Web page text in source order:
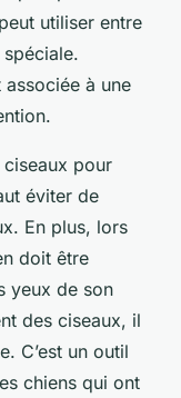
utiliser entre
à une
ciseaux pour
éviter de
En plus, lors
doit être
yeux de son
des ciseaux, il
C’est un outil
chiens qui ont